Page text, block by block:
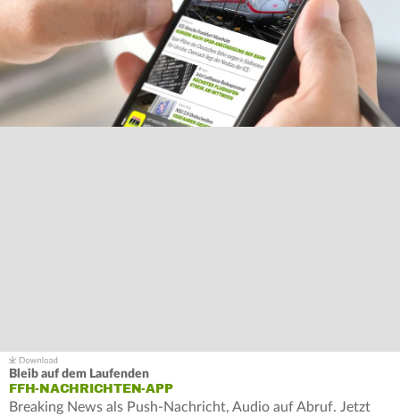
Bleib auf dem Laufenden
FFH-NACHRICHTEN-APP
Breaking News als Push-Nachricht, Audio auf Abruf. Jetzt